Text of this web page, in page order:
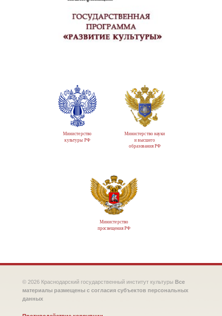
Министерство
культуры РФ
Министерство науки
и высшего
образования РФ
Министерство
просвещения РФ
© 2026 Краснодарский государственный институт культуры Все
материалы размещены с согласия субъектов персональных
данных